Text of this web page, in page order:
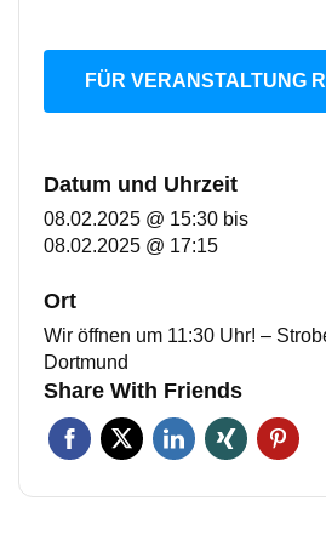
FÜR VERANSTALTUNG
Datum und Uhrzeit
08.02.2025 @ 15:30 bis
08.02.2025 @ 17:15
Ort
Wir öffnen um 11:30 Uhr! –
Dortmund
Share With Friends